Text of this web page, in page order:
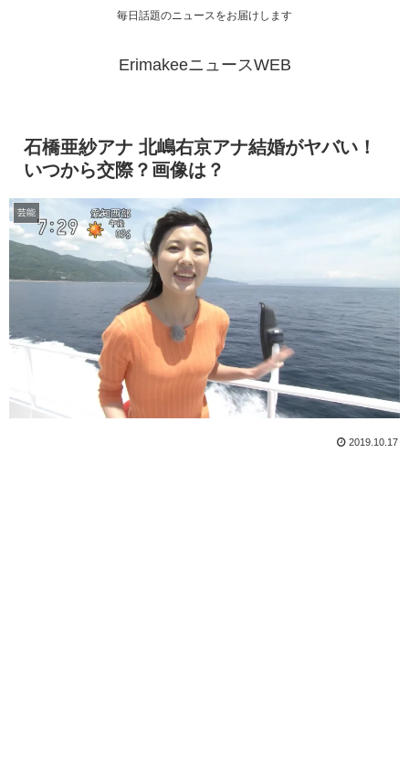
毎日話題のニュースをお届けします
ErimakeeニュースWEB
石橋亜紗アナ 北嶋右京アナ結婚がヤバい！
いつから交際？画像は？
芸能
2019.10.17